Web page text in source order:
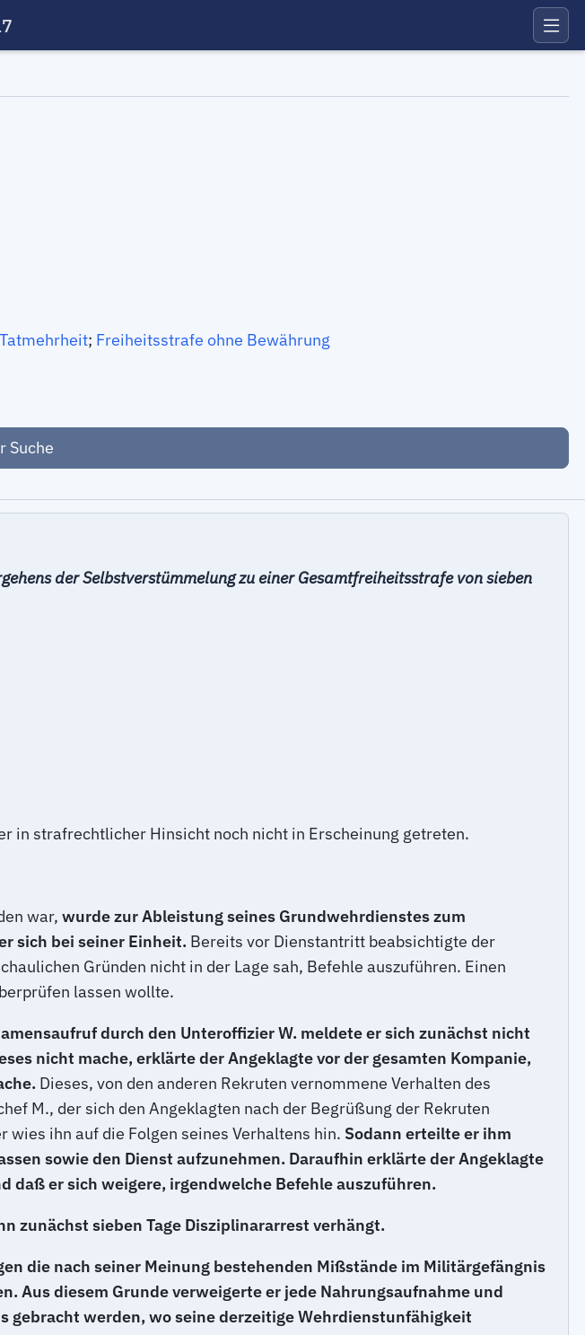
Tatmehrheit; Freiheitsstrafe ohne Bewährung
Suche
der Selbstverstümmelung zu einer Gesamtfreiheitsstrafe von sieben
in strafrechtlicher Hinsicht noch nicht in Erscheinung getreten.
war, wurde zur Ableistung seines Grundwehrdienstes zum
sich bei seiner Einheit. Bereits vor Dienstantritt beabsichtigte der
Gründen nicht in der Lage sah, Befehle auszuführen. Einen
lassen wollte.
durch den Unteroffizier W. meldete er sich zunächst nicht
nicht mache, erklärte der Angeklagte vor der gesamten Kompanie,
Dieses, von den anderen Rekruten vernommene Verhalten des
M., der sich den Angeklagten nach der Begrüßung der Rekruten
ihn auf die Folgen seines Verhaltens hin. Sodann erteilte er ihm
sowie den Dienst aufzunehmen. Daraufhin erklärte der Angeklagte
er sich weigere, irgendwelche Befehle auszuführen.
zunächst sieben Tage Disziplinararrest verhängt.
die nach seiner Meinung bestehenden Mißstände im Militärgefängnis
Aus diesem Grunde verweigerte er jede Nahrungsaufnahme und
gebracht werden, wo seine derzeitige Wehrdienstunfähigkeit